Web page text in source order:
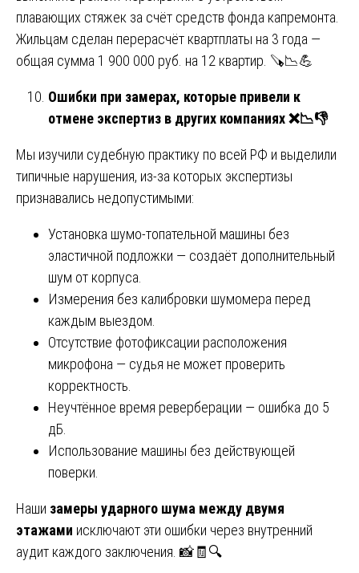
плавающих стяжек за счёт средств фонда капремонта.
Жильцам сделан перерасчёт квартплаты на 3 года —
общая сумма 1 900 000 руб. на 12 квартир. 🪚📉💪
Ошибки при замерах, которые привели к
отмене экспертиз в других компаниях❌📉👎
Мы изучили судебную практику по всей РФ и выделили
типичные нарушения, из-за которых экспертизы
признавались недопустимыми:
Установка шумо-топательной машины без
эластичной подложки — создаёт дополнительный
шум от корпуса.
Измерения без калибровки шумомера перед
каждым выездом.
Отсутствие фотофиксации расположения
микрофона — судья не может проверить
корректность.
Неучтённое время реверберации — ошибка до 5
дБ.
Использование машины без действующей
поверки.
Наши замеры ударного шума между двумя
этажами исключают эти ошибки через внутренний
аудит каждого заключения. 📸🧾🔍